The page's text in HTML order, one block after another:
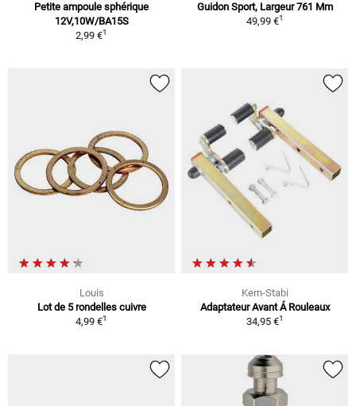
Petite ampoule sphérique
12V,10W/BA15S
2,99 €1
Guidon Sport, Largeur 761 Mm
49,99 €1
Louis
Lot de 5 rondelles cuivre
4,99 €1
Kern-Stabi
Adaptateur Avant Á Rouleaux
34,95 €1